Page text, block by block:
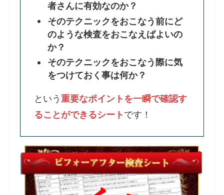
者さんに有効なのか？
そのテクニックをおこなう前にど
のような検査をおこなえばよいの
か？
そのテクニックをおこなう際に気
をつけておく事は何か？
という重要なポイントを一瞬で確認す
ることができるシート です！